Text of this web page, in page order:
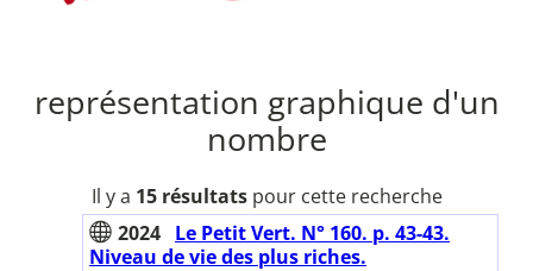
représentation graphique d'un
nombre
Il y a 15 résultatspour cette recherche
2024 Le Petit Vert. N° 160. p. 43-43.
Niveau de vie des plus riches.